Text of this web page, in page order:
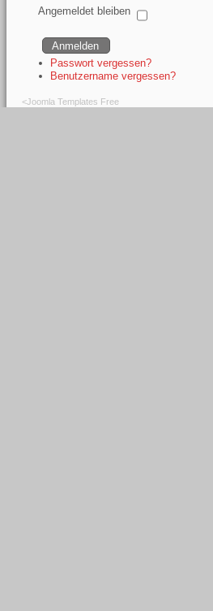
Angemeldet bleiben
Passwort vergessen?
Benutzername vergessen?
<Joomla Templates Free